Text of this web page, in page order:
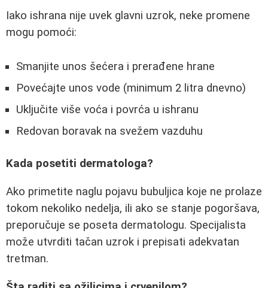
Iako ishrana nije uvek glavni uzrok, neke promene
mogu pomoći:
Smanjite unos šećera i prerađene hrane
Povećajte unos vode (minimum 2 litra dnevno)
Uključite više voća i povrća u ishranu
Redovan boravak na svežem vazduhu
Kada posetiti dermatologa?
Ako primetite naglu pojavu bubuljica koje ne prolaze
tokom nekoliko nedelja, ili ako se stanje pogoršava,
preporučuje se poseta dermatologu. Specijalista
može utvrditi tačan uzrok i prepisati adekvatan
tretman.